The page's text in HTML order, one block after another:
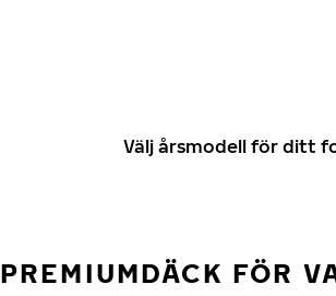
Välj årsmodell för ditt
PREMIUMDÄCK FÖR